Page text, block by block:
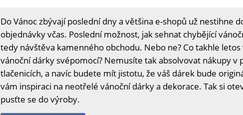
Do Vánoc zbývají poslední dny a většina e-shopů už nestihne
objednávky včas. Poslední možnost, jak sehnat chybějící
tedy návštěva kamenného obchodu. Nebo ne? Co takhle
vánoční dárky svépomocí? Nemusíte tak absolvovat nákupy v
tlačenicích, a navíc budete mít jistotu, že váš dárek bude
vám inspiraci na neotřelé vánoční dárky a dekorace. Tak si
pusťte se do výroby.